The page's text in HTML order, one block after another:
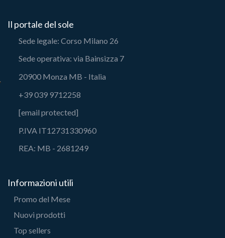
Il portale del sole
Sede legale: Corso Milano 26
Sede operativa: via Bainsizza 7
20900 Monza MB - Italia
+39 039 9712258
[email protected]
P.IVA IT12731330960
REA: MB - 2681249
Informazioni utili
Promo del Mese
Nuovi prodotti
Top sellers